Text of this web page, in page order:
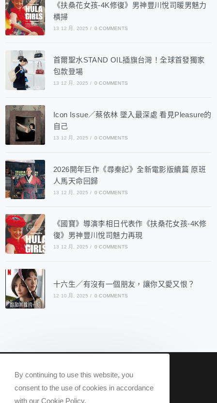
《扶桑花女孩-4K修復》男神豐川悅司暖男魅力
橫掃
13 12 月, 2025 / 0 COMMENTS
首爾聖水STAND OIL插旗台灣！全球首發獨家
包款登場
13 12 月, 2025 / 0 COMMENTS
Icon Issue／蔡依林 墜入最深處 看見Pleasure的
自己
13 12 月, 2025 / 0 COMMENTS
2026開年巨作《尋秦記》全新電影版續篇 原班
人馬天命回歸
13 12 月, 2025 / 0 COMMENTS
《國寶》導演李相日代表作《扶桑花女孩-4K修
復》男神豐川悅司魅力再現
13 12 月, 2025 / 0 COMMENTS
十六生／有沒有一個朋友，讓你又愛又恨？
12 10 月, 2025 / 0 COMMENTS
Now Q 2020 @ All rights reserved.
By continuing to use this website, you
consent to the use of cookies in accordance
with our Cookie Policy.